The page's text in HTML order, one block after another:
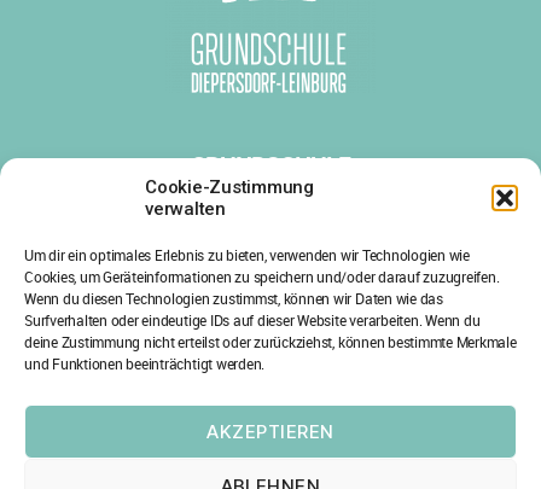
Cookie-Zustimmung
verwalten
Um dir ein optimales Erlebnis zu bieten, verwenden wir Technologien wie
Cookies, um Geräteinformationen zu speichern und/oder darauf zuzugreifen.
Wenn du diesen Technologien zustimmst, können wir Daten wie das
Surfverhalten oder eindeutige IDs auf dieser Website verarbeiten. Wenn du
deine Zustimmung nicht erteilst oder zurückziehst, können bestimmte Merkmale
und Funktionen beeinträchtigt werden.
AKZEPTIEREN
GRUNDSCHULE
DIEPERSDORF-LEINBURG
91227 Leinburg
Tel.: 09120/1803-0
Fax: 09120/1803-29
E-Mail: info@gs-leinburg.de